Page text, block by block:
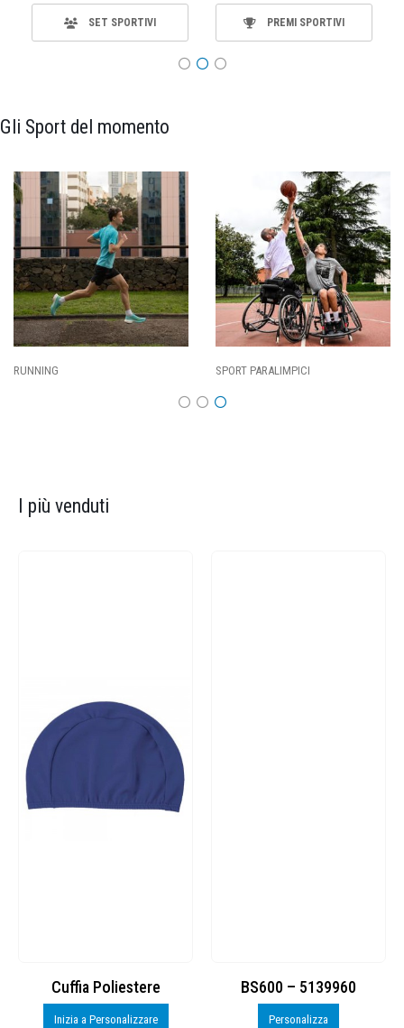
SET SPORTIVI PREMI SPORTIVI
Gli Sport del momento
SPORT PARALIMPICI
I più venduti
Cuffia Poliestere
Inizia a Personalizzare
BS600 – 5139960
Personalizza